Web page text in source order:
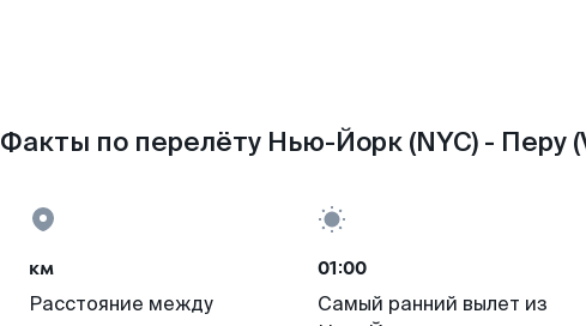
Факты по перелёту Нью-Йорк (NYC) - Перу
км
Расстояние между
01:00
Самый ранний вылет из